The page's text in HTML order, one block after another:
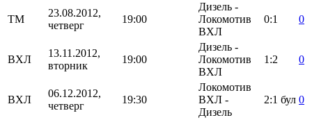
ТМ
23.08.2012,
четверг
19:00
Дизель -
Локомотив
ВХЛ
0:1 0
ВХЛ
13.11.2012,
вторник
19:00
Дизель -
Локомотив
ВХЛ
1:2 0
ВХЛ
06.12.2012,
четверг
19:30
Локомотив
ВХЛ -
Дизель
2:1 бул 0